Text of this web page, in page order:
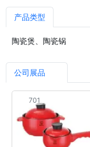
产品类型
陶瓷煲、陶瓷锅
公司展品
701